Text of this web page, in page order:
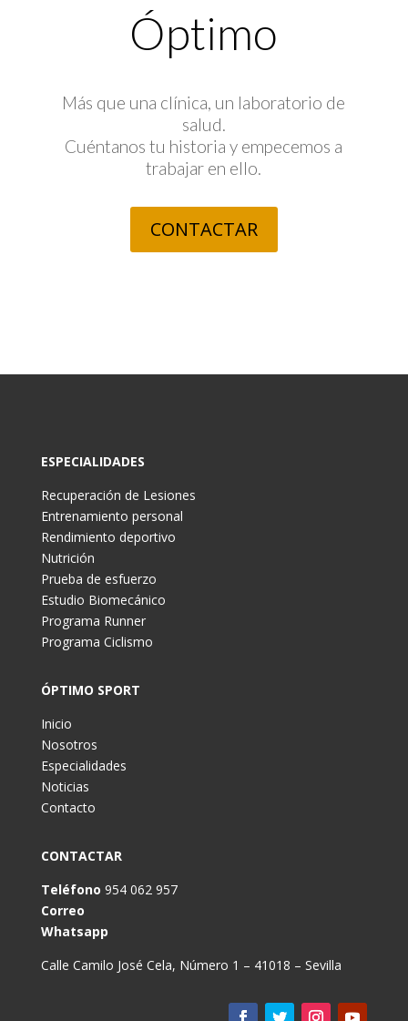
Óptimo
Más que una clínica, un laboratorio de
salud.
Cuéntanos tu historia y empecemos a
trabajar en ello.
CONTACTAR
ESPECIALIDADES
Recuperación de Lesiones
Entrenamiento personal
Rendimiento deportivo
Nutrición
Prueba de esfuerzo
Estudio Biomecánico
Programa Runner
Programa Ciclismo
ÓPTIMO SPORT
Inicio
Nosotros
Especialidades
Noticias
Contacto
CONTACTAR
Teléfono 954 062 957
Correo
Whatsapp
Calle Camilo José Cela, Número 1 – 41018 – Sevilla